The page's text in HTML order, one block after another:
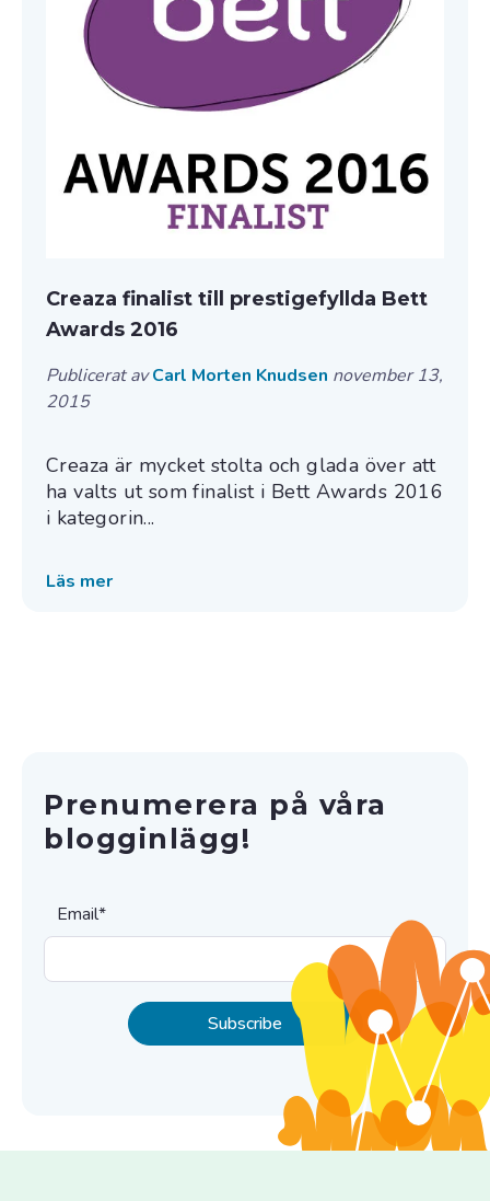
Creaza finalist till prestigefyllda Bett
Awards 2016
Publicerat avCarl Morten Knudsen november 13,
2015
Creaza är mycket stolta och glada över att
ha valts ut som finalist i Bett Awards 2016
i kategorin...
Läs mer
Prenumerera på våra
blogginlägg!
Email*